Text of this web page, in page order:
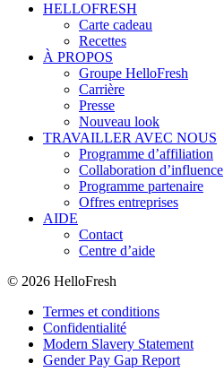
HELLOFRESH
Carte cadeau
Recettes
À PROPOS
Groupe HelloFresh
Carrière
Presse
Nouveau look
TRAVAILLER AVEC NOUS
Programme d’affiliation
Collaboration d’influence
Programme partenaire
Offres entreprises
AIDE
Contact
Centre d’aide
© 2026 HelloFresh
Termes et conditions
Confidentialité
Modern Slavery Statement
Gender Pay Gap Report